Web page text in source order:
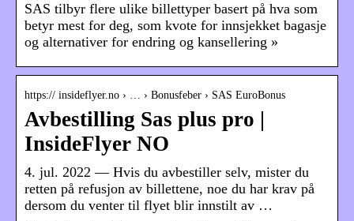
SAS tilbyr flere ulike billettyper basert på hva som
betyr mest for deg, som kvote for innsjekket bagasje
og alternativer for endring og kansellering »
https:// insideflyer.no › … › Bonusfeber › SAS EuroBonus
Avbestilling Sas plus pro |
InsideFlyer NO
4. jul. 2022 — Hvis du avbestiller selv, mister du
retten på refusjon av billettene, noe du har krav på
dersom du venter til flyet blir innstilt av …